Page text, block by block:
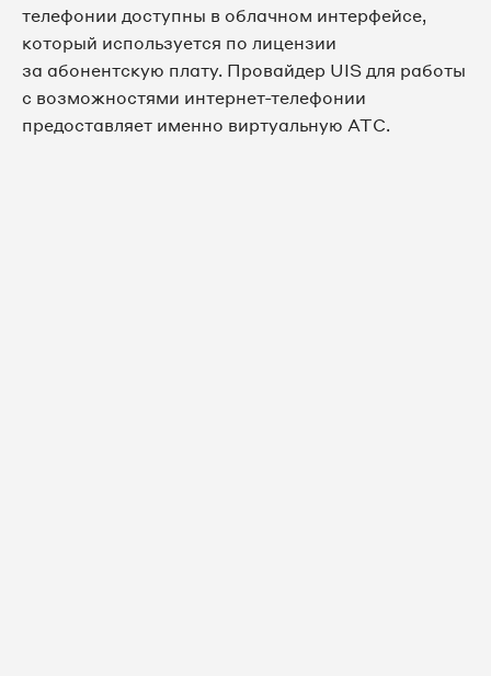
телефонии доступны в облачном интерфейсе,
который используется по лицензии
за абонентскую плату. Провайдер UIS для работы
с возможностями интернет-телефонии
предоставляет именно виртуальную АТС.